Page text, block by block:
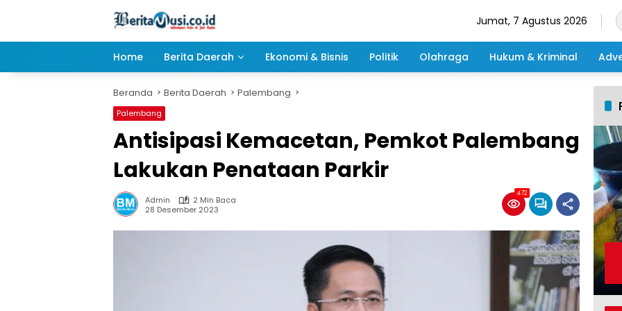
Jumat, 7 Agustus 2026
Home Berita Daerah Ekonomi & Bisnis Politik Olahraga Hukum & Kriminal
Beranda Berita Daerah Palembang
Palembang
Antisipasi Kemacetan, Pemkot Palembang
Lakukan Penataan Parkir
Admin
2 Min Baca
28 Desember 2023
472